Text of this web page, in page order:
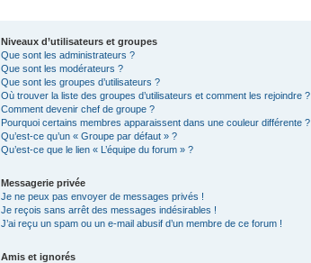
Niveaux d’utilisateurs et groupes
Que sont les administrateurs ?
Que sont les modérateurs ?
Que sont les groupes d’utilisateurs ?
Où trouver la liste des groupes d’utilisateurs et comment les rejoindre ?
Comment devenir chef de groupe ?
Pourquoi certains membres apparaissent dans une couleur différente ?
Qu’est-ce qu’un « Groupe par défaut » ?
Qu’est-ce que le lien « L’équipe du forum » ?
Messagerie privée
Je ne peux pas envoyer de messages privés !
Je reçois sans arrêt des messages indésirables !
J’ai reçu un spam ou un e-mail abusif d’un membre de ce forum !
Amis et ignorés